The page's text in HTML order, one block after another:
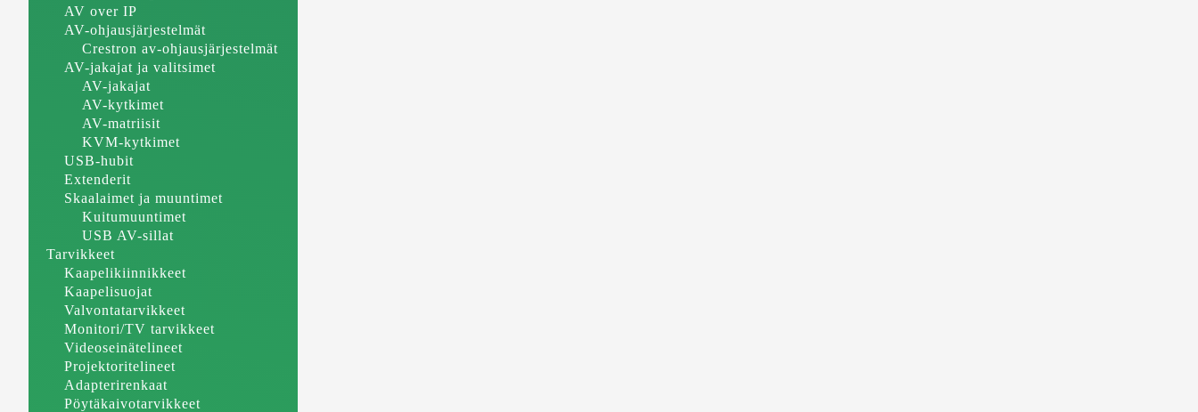
AV over IP
AV-ohjausjärjestelmät
Crestron av-ohjausjärjestelmät
AV-jakajat ja valitsimet
AV-jakajat
AV-kytkimet
AV-matriisit
KVM-kytkimet
USB-hubit
Extenderit
Skaalaimet ja muuntimet
Kuitumuuntimet
USB AV-sillat
Tarvikkeet
Kaapelikiinnikkeet
Kaapelisuojat
Valvontatarvikkeet
Monitori/TV tarvikkeet
Videoseinätelineet
Projektoritelineet
Adapterirenkaat
Pöytäkaivotarvikkeet